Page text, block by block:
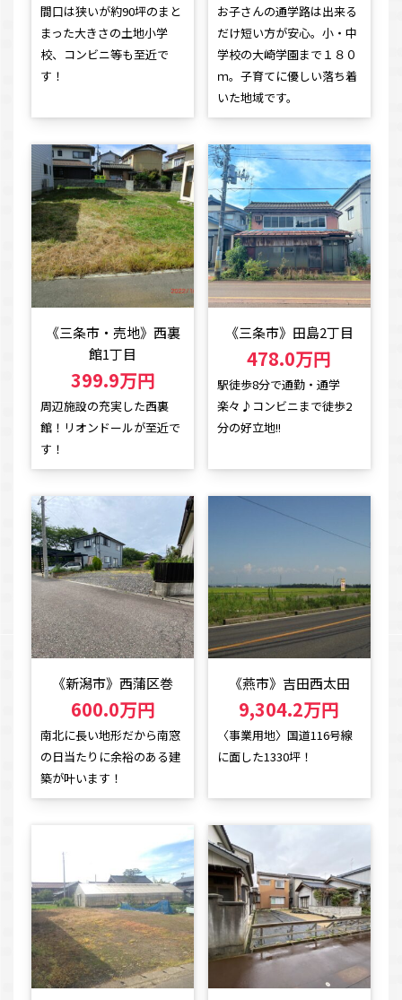
間口は狭いが約90坪のまと
まった大きさの土地小学
校、コンビニ等も至近で
す！
お子さんの通学路は出来る
だけ短い方が安心。小・中
学校の大崎学園まで１８０
ｍ。子育てに優しい落ち着
いた地域です。
《三条市・売地》西裏
館1丁目
399.9万円
周辺施設の充実した西裏
館！リオンドールが至近で
す！
《三条市》田島2丁目
478.0万円
駅徒歩8分で通勤・通学
楽々♪コンビニまで徒歩2
分の好立地!!
《新潟市》西蒲区巻
600.0万円
南北に長い地形だから南窓
の日当たりに余裕のある建
築が叶います！
《燕市》吉田西太田
9,304.2万円
〈事業用地〉国道116号線
に面した1330坪！